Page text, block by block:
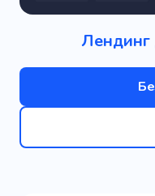
Лендинг